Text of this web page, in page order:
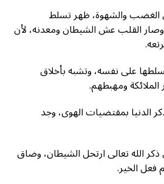
الغضب والشهوة، ظهر تسلط
القلب عش الشيطان ومعدنه، لأن
على نفسه، وتشبه بأخلاق
الملائكة ومهبطهم.
الدنيا بمقتضيات الهوى، وجد
الله تعالى ارتحل الشيطان، وضاق
فعل الخير.